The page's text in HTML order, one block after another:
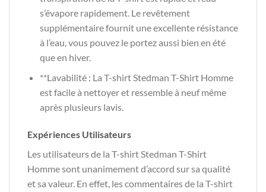
s’évapore rapidement. Le revêtement
supplémentaire fournit une excellente résistance
à l’eau, vous pouvez le portez aussi bien en été
que en hiver.
**Lavabilité : La T-shirt Stedman T-Shirt Homme
est facile à nettoyer et ressemble à neuf même
après plusieurs lavis.
Expériences Utilisateurs
Les utilisateurs de la T-shirt Stedman T-Shirt
Homme sont unanimement d’accord sur sa qualité
et sa valeur. En effet, les commentaires de la T-shirt